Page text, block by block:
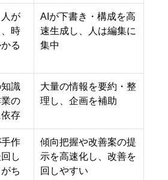
が
時
る
AIが下書き・構成を高
速生成し、人は編集に
集中
識
の
存
大量の情報を要約・整
理し、企画を補助
作
し
ち
傾向把握や改善案の提
示を高速化し、改善を
回しやすい